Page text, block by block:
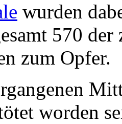
wurden
570
zum Opfer.
worden